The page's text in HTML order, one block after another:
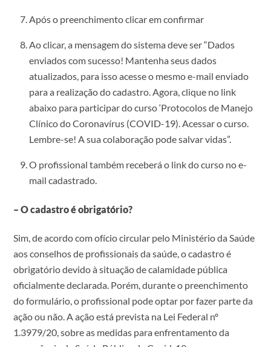
Após o preenchimento clicar em confirmar
Ao clicar, a mensagem do sistema deve ser “Dados
enviados com sucesso! Mantenha seus dados
atualizados, para isso acesse o mesmo e-mail enviado
para a realização do cadastro. Agora, clique no link
abaixo para participar do curso ‘Protocolos de Manejo
Clínico do Coronavírus (COVID-19). Acessar o curso.
Lembre-se! A sua colaboração pode salvar vidas”.
O profissional também receberá o link do curso no e-
mail cadastrado.
– O cadastro é obrigatório?
Sim, de acordo com ofício circular pelo Ministério da Saúde
aos conselhos de profissionais da saúde, o cadastro é
obrigatório devido à situação de calamidade pública
oficialmente declarada. Porém, durante o preenchimento
do formulário, o profissional pode optar por fazer parte da
ação ou não. A ação está prevista na Lei Federal nº
1.3979/20, sobre as medidas para enfrentamento da